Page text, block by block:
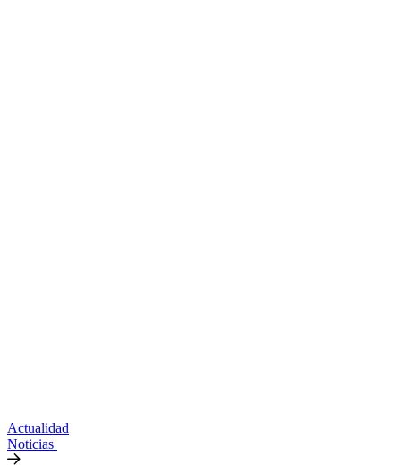
Actualidad
Noticias